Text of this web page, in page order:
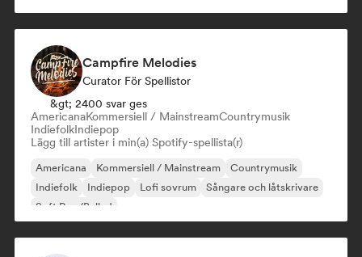
Campfire Melodies
Curator För Spellistor
&gt; 2400 svar ges
AmericanaKommersiell / MainstreamCountrymusik
IndiefolkIndiepop
Lägg till artister i min(a) Spotify-spellista(r)
Americana Kommersiell / Mainstream
Countrymusik
Indiefolk
Indiepop Lofi sovrum
Sångare och låtskrivare
Soft Pop/Ballad